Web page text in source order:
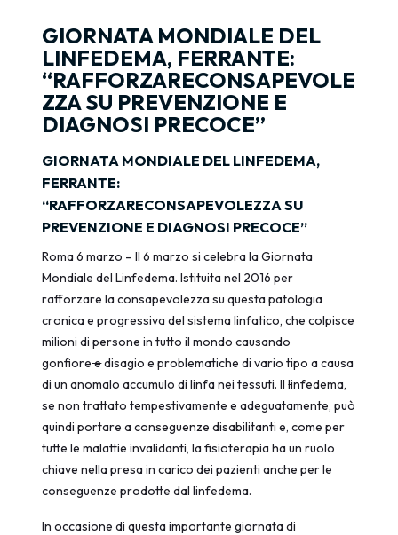
GIORNATA MONDIALE DEL
LINFEDEMA, FERRANTE:
“RAFFORZARECONSAPEVOLE
ZZA SU PREVENZIONE E
DIAGNOSI PRECOCE”
GIORNATA MONDIALE DEL LINFEDEMA,
FERRANTE:
“RAFFORZARECONSAPEVOLEZZA SU
PREVENZIONE E DIAGNOSI PRECOCE”
Roma 6 marzo – Il 6 marzo si celebra la Giornata
Mondiale del Linfedema. Istituita nel 2016 per
rafforzare la consapevolezza su questa patologia
cronica e progressiva del sistema linfatico, che colpisce
milioni di persone in tutto il mondo causando
gonfioreedisagio e problematiche di vario tipo a causa
di un anomalo accumulo di linfa nei tessuti. Illinfedema,
se non trattato tempestivamente e adeguatamente, può
quindi portare a conseguenze disabilitanti e, come per
tutte le malattie invalidanti, la fisioterapia ha un ruolo
chiave nella presa in carico dei pazienti anche per le
conseguenze prodotte dal linfedema.
In occasione di questa importante giornata di